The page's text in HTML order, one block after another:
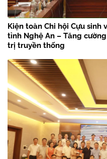
Kiện toàn Chi hội Cựu sinh
tỉnh Nghệ An – Tăng
trị truyền thống